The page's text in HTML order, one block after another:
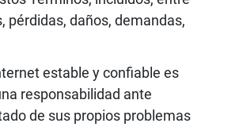
pérdidas, daños, demandas,
estable y confiable es
responsabilidad ante
de sus propios problemas